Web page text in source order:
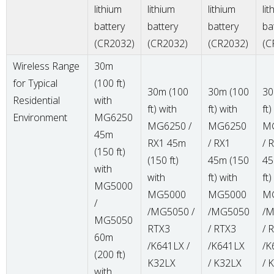
lithium
battery
(CR2032)
lithium
battery
(CR2032)
lithium
battery
(CR2032)
Wireless Range
for Typical
Residential
Environment
30m
(100 ft)
with
MG6250
45m
(150 ft)
with
MG5000
/
MG5050
60m
(200 ft)
30m (100
ft) with
MG6250 /
RX1 45m
(150 ft)
with
MG5000
/MG5050 /
RTX3
/K641LX /
K32LX
30m (100
ft) with
MG6250
/ RX1
45m (150
ft) with
MG5000
/MG5050
/ RTX3
/K641LX
/ K32LX
ft)
/
ft)
/
/
/
/